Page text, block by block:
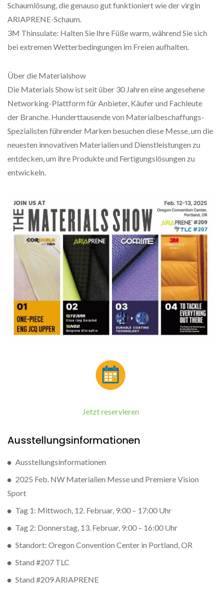
Schaumlösung, die genauso gut funktioniert wie der virgin
ARIAPRENE-Schaum.
3M Thinsulate: Halten Sie Ihre Füße warm, während Sie sich
bei extremen Wetterbedingungen im Freien aufhalten.
Über die Materialshow
Die Materials Show ist seit über 30 Jahren eine angesehene
Networking-Plattform für Anbieter, Käufer und Fachleute
der Branche. Hunderttausende von Materialbeschaffungs-
Spezialisten führender Marken besuchen diese Messe, um die
neuesten innovativen Materialien und Dienstleistungen zu
entdecken, um ihre Produkte und Fertigungslösungen zu
entwickeln.
Jetzt reservieren
Ausstellungsinformationen
Ausstellungsinformationen
2025 Feb. NW Materialien Messe und Premiere Vision
Sport
Tag 1: Mittwoch, 12. Februar, 9:00 – 17:00 Uhr
Tag 2: Donnerstag, 13. Februar, 9:00 – 16:00 Uhr
Standort: Oregon Convention Center in Portland, OR
Stand #207 TLC
Stand #209 ARIAPRENE